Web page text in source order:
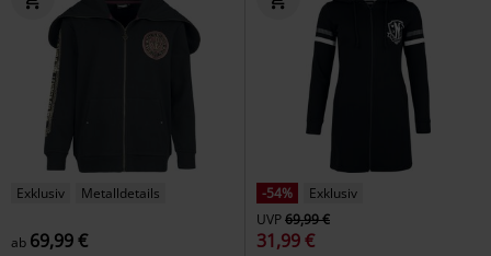
Exklusiv Metalldetails
ab 69,99 €
-54%
Exklusiv
UVP69,99 €
31,99 €